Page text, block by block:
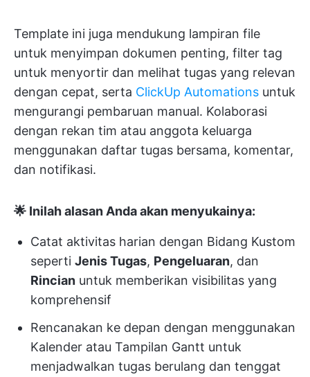
Template ini juga mendukung lampiran file
untuk menyimpan dokumen penting, filter tag
untuk menyortir dan melihat tugas yang relevan
dengan cepat, serta ClickUp Automations untuk
mengurangi pembaruan manual. Kolaborasi
dengan rekan tim atau anggota keluarga
menggunakan daftar tugas bersama, komentar,
dan notifikasi.
🌟 Inilah alasan Anda akan menyukainya:
Catat aktivitas harian dengan Bidang Kustom
seperti Jenis Tugas, Pengeluaran, dan
Rincian untuk memberikan visibilitas yang
komprehensif
Rencanakan ke depan dengan menggunakan
Kalender atau Tampilan Gantt untuk
menjadwalkan tugas berulang dan tenggat